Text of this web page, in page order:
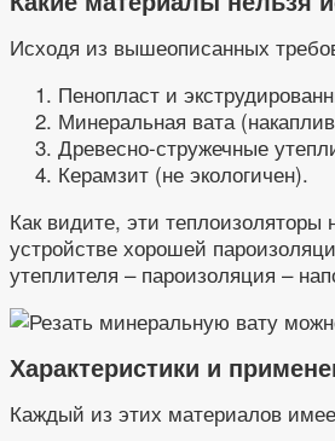
Исходя из вышеописанных
Пенопласт и
Минеральная вата
Древесно-стружечные
Керамзит (не экологичен).
Как видите, эти
устройстве хорошей
утеплителя – пароизоляция –
Характеристики и
Каждый из этих материалов